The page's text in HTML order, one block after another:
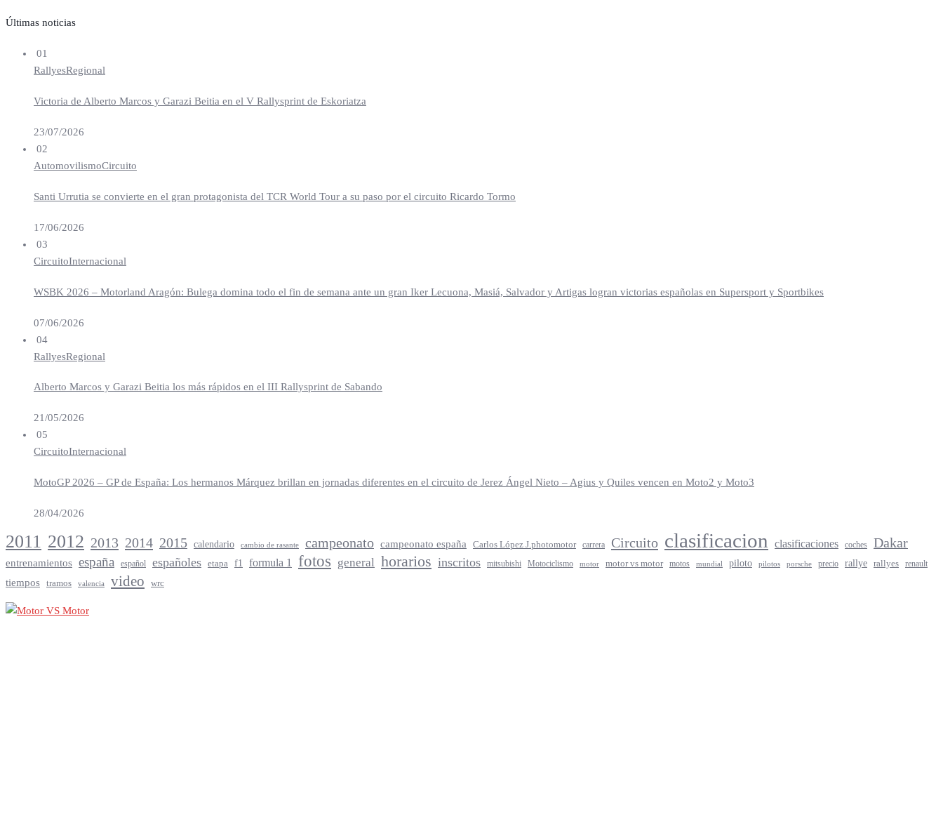
Últimas noticias
01
RallyesRegional
Victoria de Alberto Marcos y Garazi Beitia en el V Rallysprint de Eskoriatza
23/07/2026
02
AutomovilismoCircuito
Santi Urrutia se convierte en el gran protagonista del TCR World Tour a su paso por el circuito Ricardo Tormo
17/06/2026
03
CircuitoInternacional
WSBK 2026 – Motorland Aragón: Bulega domina todo el fin de semana ante un gran Iker Lecuona, Masiá, Salvador y Artigas logran victorias españolas en Supersport y Sportbikes
07/06/2026
04
RallyesRegional
Alberto Marcos y Garazi Beitia los más rápidos en el III Rallysprint de Sabando
21/05/2026
05
CircuitoInternacional
MotoGP 2026 – GP de España: Los hermanos Márquez brillan en jornadas diferentes en el circuito de Jerez Ángel Nieto – Agius y Quiles vencen en Moto2 y Moto3
28/04/2026
2011 2012 2013 2014 2015 calendario cambio de rasante campeonato campeonato españa Carlos López J.photomotor carrera Circuito clasificacion clasificaciones coches Dakar
entrenamientos españa español españoles etapa f1 formula 1 fotos general horarios inscritos mitsubishi Motociclismo motor motor vs motor motos mundial piloto pilotos porsche precio rallye rallyes renault
tiempos tramos valencia video wrc